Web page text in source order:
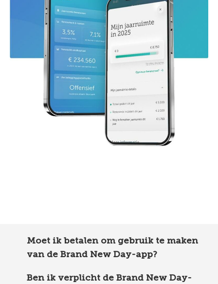
Moet ik betalen om gebruik te maken
van de Brand New Day-app?
Ben ik verplicht de Brand New Day-